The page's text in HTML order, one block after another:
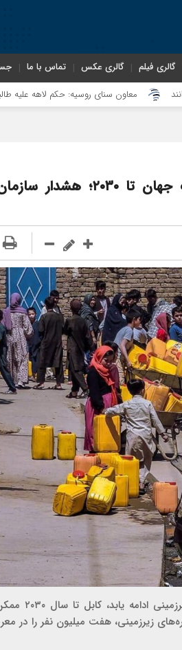
گالری فیلم گالری عکس تماس با ما
سنای روسیه: حکم لاهه علیه طالبان،
احتمال تبدیل کابل به نخستین شهر بدون آب جهان
سازمان مرسی کورپس هشدار
آب تبدیل شود؛ کاهش ۳۰ متری سفره‌های زیرزمینی، هفت میلیون